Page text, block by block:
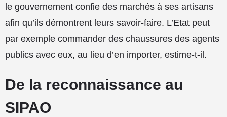
le gouvernement confie des marchés à ses artisans
afin qu’ils démontrent leurs savoir-faire. L’Etat peut
par exemple commander des chaussures des agents
publics avec eux, au lieu d’en importer, estime-t-il.
De la reconnaissance au
SIPAO